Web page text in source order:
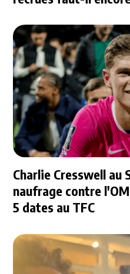
Charlie Cresswell au
naufrage contre
5 dates au TFC